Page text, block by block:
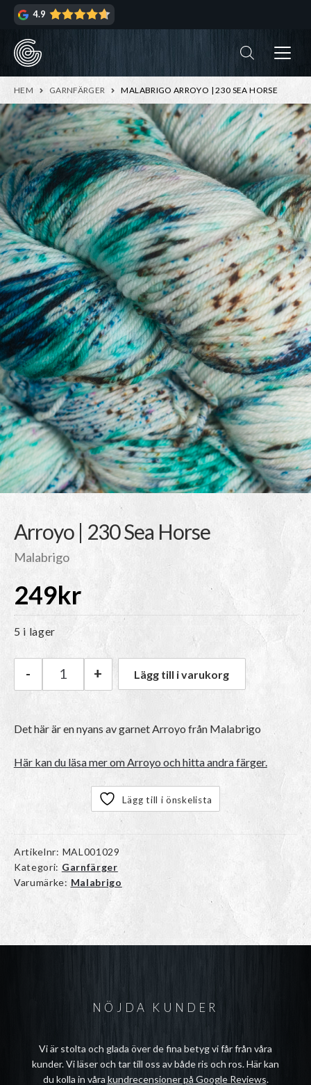
Hoppa
navigering
Hoppa
innehåll
4.9
HEM GARNFÄRGER MALABRIGO ARROYO | 230 SEA HORSE
Arroyo | 230 Sea Horse
Malabrigo
249kr
5 i lager
Malabrigo Arroyo | 230 Sea Horse mängd
- + Lägg till i varukorg
Det här är en nyans av garnetArroyo från Malabrigo
Här kan du läsa mer om Arroyo och hitta andra färger.
Lägg till i önskelista
Artikelnr: MAL001029
Kategori: Garnfärger
Varumärke: Malabrigo
NÖJDA KUNDER
Vi är stolta och glada över de fina betyg vi får från våra
kunder. Vi läser och tar till oss av både ris och ros. Här kan
du kolla in våra kundrecensioner på Google Reviews.